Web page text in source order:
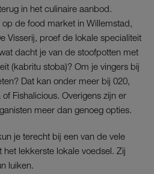
in het culinaire aanbod.
de food market in Willemstad,
Visserij, proef de lokale specialiteit
dacht je van de stoofpotten met
(kabritu stoba)? Om je vingers bij
Dat kan onder meer bij 020,
Fishalicious. Overigens zijn er
meer dan genoeg opties.
je terecht bij een van de vele
lekkerste lokale voedsel. Zij
luiken.